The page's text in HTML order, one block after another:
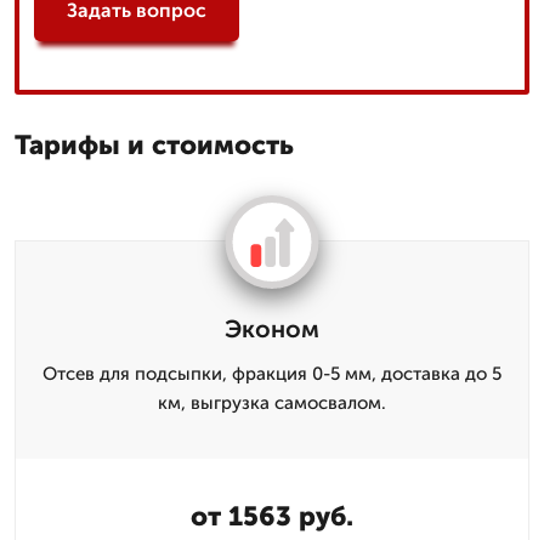
Задать вопрос
Тарифы и стоимость
Эконом
Отсев для подсыпки, фракция 0-5 мм, доставка до 5
км, выгрузка самосвалом.
от 1563 руб.